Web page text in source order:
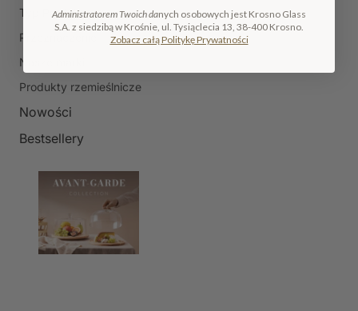
Typ Produktu
Przeznaczenie
Nasze marki
Produkty rzemieślnicze
Nowości
Bestsellery
Administratorem Twoich danych osobowych jest Krosno Glass
S.A. z siedzibą w Krośnie, ul. Tysiąclecia 13, 38-400 Krosno.
Zobacz całą Politykę Prywatności